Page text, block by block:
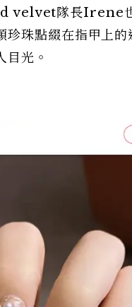
velvet隊長Irene
珍珠點綴在指甲上的
目光。